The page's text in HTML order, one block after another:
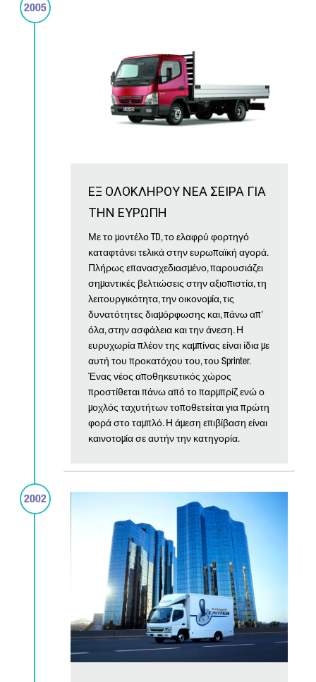
ΕΞ ΟΛΟΚΛΗΡΟΥ ΝΕΑ ΣΕΙΡΑ ΓΙΑ
ΤΗΝ ΕΥΡΩΠΗ
Με το μοντέλο TD, το ελαφρύ φορτηγό
καταφτάνει τελικά στην ευρωπαϊκή αγορά.
Πλήρως επανασχεδιασμένο, παρουσιάζει
σημαντικές βελτιώσεις στην αξιοπιστία, τη
λειτουργικότητα, την οικονομία, τις
δυνατότητες διαμόρφωσης και, πάνω απ’
όλα, στην ασφάλεια και την άνεση. Η
ευρυχωρία πλέον της καμπίνας είναι ίδια με
αυτή του προκατόχου του, του Sprinter.
Ένας νέος αποθηκευτικός χώρος
προστίθεται πάνω από το παρμπρίζ ενώ ο
μοχλός ταχυτήτων τοποθετείται για πρώτη
φορά στο ταμπλό. Η άμεση επιβίβαση είναι
καινοτομία σε αυτήν την κατηγορία.
2005
2002